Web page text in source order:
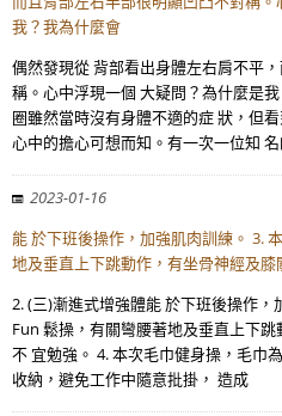
我？我為什麼會
偶然發現從 背部看出身體左右肩不平
稱。心中浮現一個 大疑問？為什麼是
圈雖然當時沒有身體不適的症 狀，但
心中的擔心可想而知。有一次一位知
2023-01-16
能 於下班後操作，加強肌肉訓練。 3.
地及垂直上下跳動作，有坐骨神經及膝
2. (三)漸進式增強體能 於下班後操作，
Fun 鬆操，有關彎腰著地及垂直上下
不 宜勉強。 4. 本次毛巾健身操，毛巾
收納，避免工作中隨意批掛， 造成